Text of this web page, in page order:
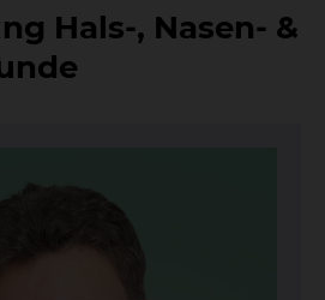
Hals-, Nasen- &